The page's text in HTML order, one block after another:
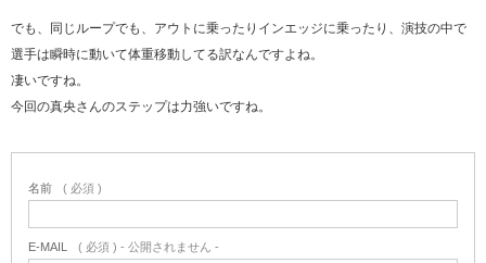
でも、同じループでも、アウトに乗ったりインエッジに乗ったり、演技の中で
選手は瞬時に動いて体重移動してる訳なんですよね。
凄いですね。
今回の真央さんのステップは力強いですね。
名前 ( 必須 )
E-MAIL ( 必須 ) - 公開されません -